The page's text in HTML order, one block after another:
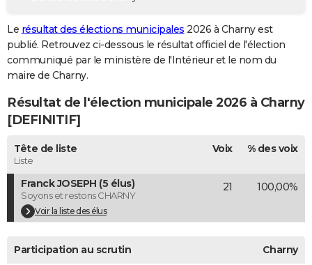
GUIDES D'ACHAT
BONS PLANS
CARTE DE VOEUX
Carte de Noël
Carte Bonne année
Carte Saint-Valentin
Carte Pâques
Carte d'anniversaire
DICTIONNAIRE
Dictionnaire
Biographies
Citations
Expressions
Proverbes
PROGRAMME TV
COPAINS D'AVANT
S'inscrire
Se connecter
Lycées
Collèges
Primaires
Universités
Entreprises
Service militaire
Avis de recherche
AVIS DE DÉCÈS
FORUM
Le résultat des élections municipales 2026 à Charny est
publié. Retrouvez ci-dessous le résultat officiel de l'élection
communiqué par le ministère de l'Intérieur et le nom du
maire de Charny.
Résultat de l'élection municipale 2026 à Charny
[DEFINITIF]
Tête de liste
Liste
Voix % des voix
Franck JOSEPH (5 élus)
Soyons et restons CHARNY
Voir la liste des élus
21 100,00%
Participation au scrutin Charny